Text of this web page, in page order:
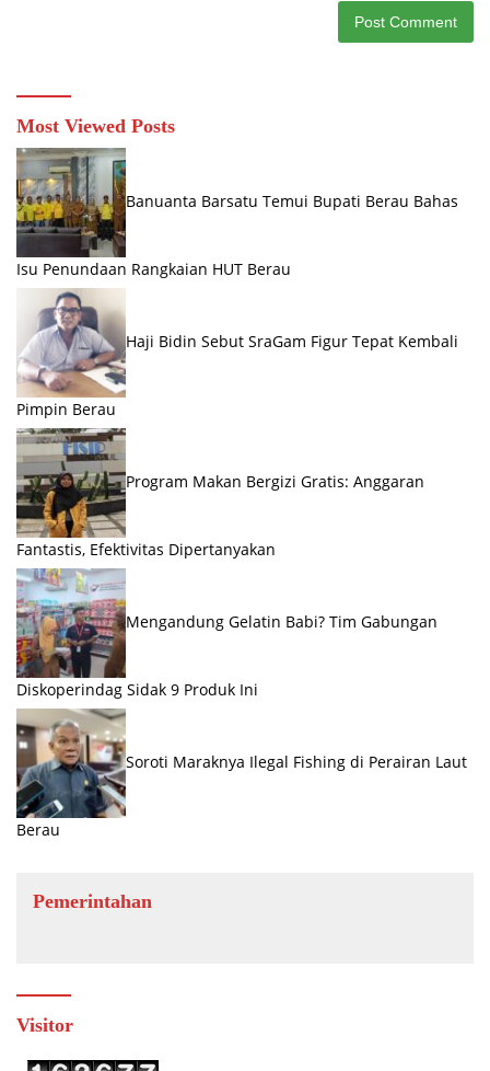
Most Viewed Posts
Banuanta Barsatu Temui Bupati Berau Bahas
Isu Penundaan Rangkaian HUT Berau
Haji Bidin Sebut SraGam Figur Tepat Kembali
Pimpin Berau
Program Makan Bergizi Gratis: Anggaran
Fantastis, Efektivitas Dipertanyakan
Mengandung Gelatin Babi? Tim Gabungan
Diskoperindag Sidak 9 Produk Ini
Soroti Maraknya Ilegal Fishing di Perairan Laut
Berau
Pemerintahan
Visitor